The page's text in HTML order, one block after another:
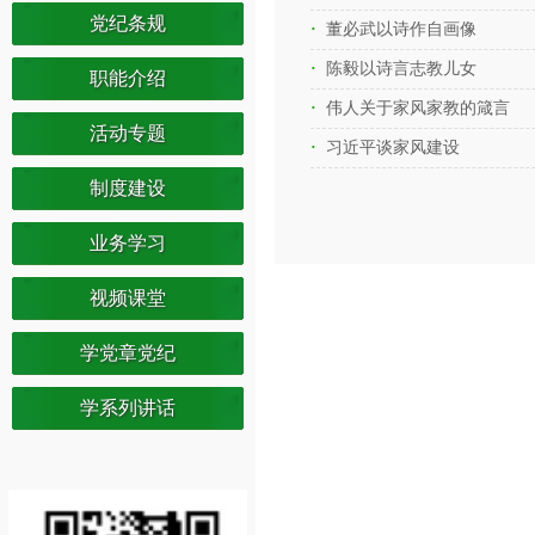
党纪条规
职能介绍
活动专题
制度建设
业务学习
视频课堂
学党章党纪
学系列讲话
董必武以诗作自画像
陈毅以诗言志教儿女
伟人关于家风家教的箴言
习近平谈家风建设